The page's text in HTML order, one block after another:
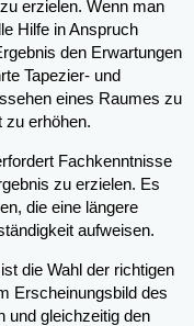
erzielen. Wenn man
Hilfe in Anspruch
den Erwartungen
Tapezier- und
eines Raumes zu
zu erhöhen.
Fachkenntnisse
zu erzielen. Es
die eine längere
aufweisen.
die Wahl der richtigen
Erscheinungsbild des
und gleichzeitig den